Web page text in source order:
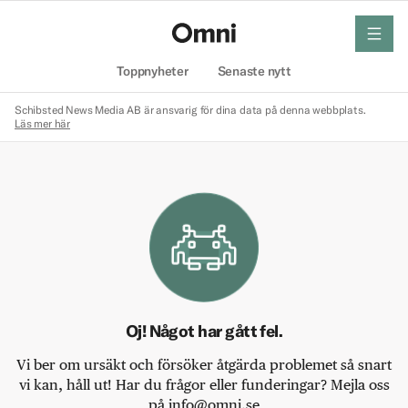
Toppnyheter Senaste nytt
meny
Schibsted News Media AB är ansvarig för dina data på denna webbplats.
Läs mer här
Oj! Något har gått fel.
Vi ber om ursäkt och försöker åtgärda problemet så snart
vi kan, håll ut! Har du frågor eller funderingar? Mejla oss